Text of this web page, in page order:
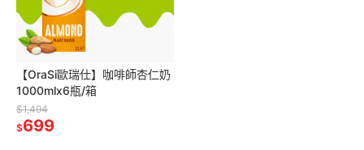
【OraSi歐瑞仕】咖啡師杏仁奶
1000mlx6瓶/箱
$1,494
$699